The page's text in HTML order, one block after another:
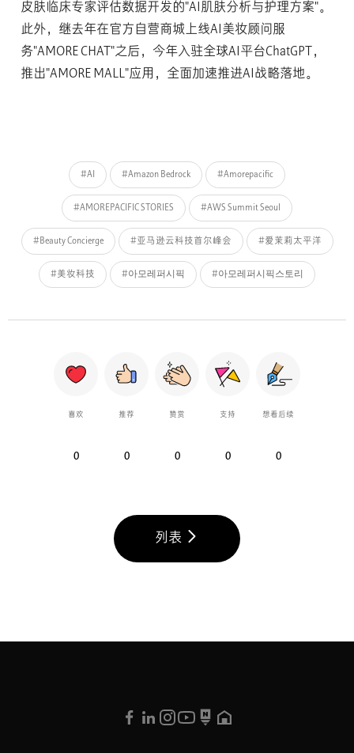
皮肤临床专家评估数据开发的"AI肌肤分析与护理方案"。
此外，继去年在官方自营商城上线AI美妆顾问服
务"AMORE CHAT"之后，今年入驻全球AI平台ChatGPT，
推出"AMORE MALL"应用，全面加速推进AI战略落地。
#AI #Amazon Bedrock #Amorepacific
#AMOREPACIFIC STORIES #AWS Summit Seoul
#Beauty Concierge #亚马逊云科技首尔峰会 #爱茉莉太平洋
#美妆科技 #아모레퍼시픽 #아모레퍼시픽스토리
喜欢
0
推荐
0
赞赏
0
支持
0
想看后续
0
列表